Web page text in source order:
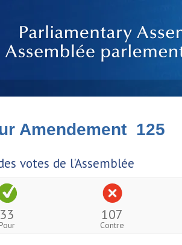
Amendement 125
votes de l'Assemblée
33 107
Contre